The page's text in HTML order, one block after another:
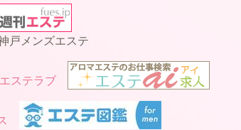
戸メンズエステ